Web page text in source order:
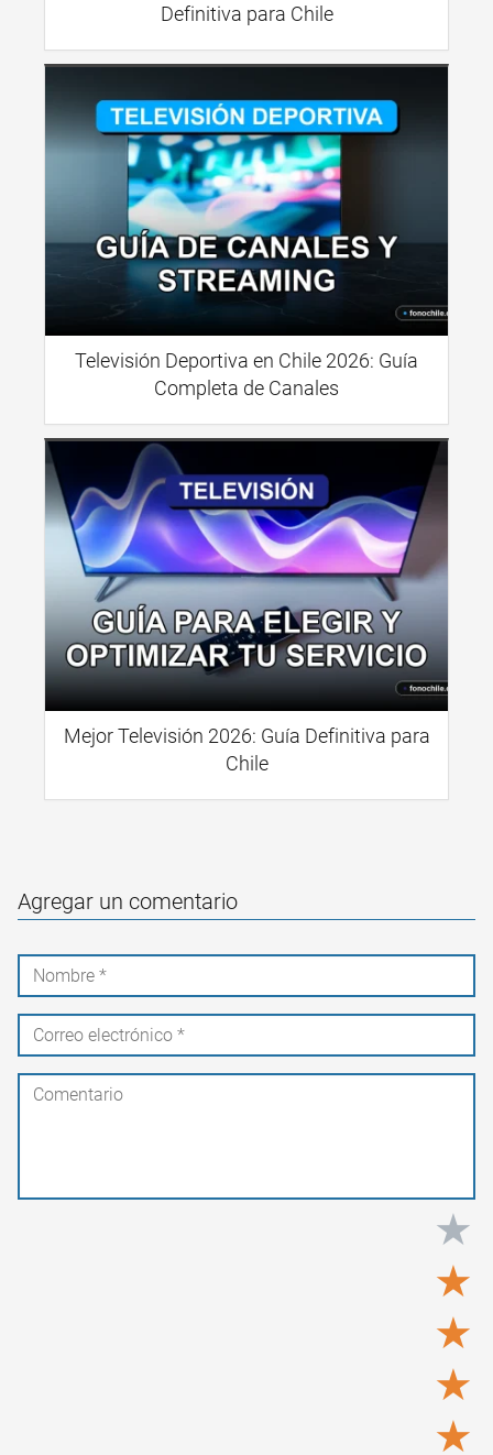
Definitiva para Chile
Televisión Deportiva en Chile 2026: Guía
Completa de Canales
Mejor Televisión 2026: Guía Definitiva para
Chile
Agregar un comentario
★
★
★
★
★